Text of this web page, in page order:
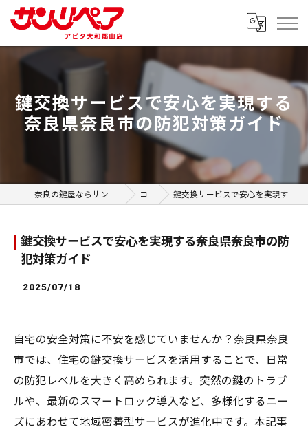
鍵交換サービスで安心を実現する
奈良県奈良市の防犯対策ガイド
奈良の鍵屋ならサンリペア アピタ大和郡山店 コラム 鍵交換サービスで安心を実現する奈良県奈良市の防犯対策ガイド
鍵交換サービスで安心を実現する奈良県奈良市の防
犯対策ガイド
2025/07/18
自宅の安全対策に不安を感じていませんか？奈良県奈良
市では、住宅の鍵交換サービスを活用することで、日常
の防犯レベルを大きく高められます。突然の鍵のトラブ
ルや、最新のスマートロック導入など、多様化するニー
ズにあわせて地域密着型サービスが進化中です。本記事